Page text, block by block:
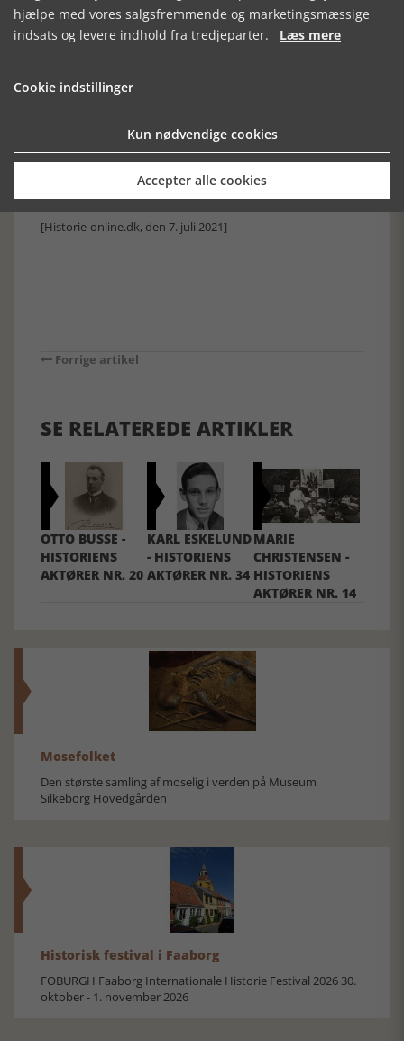
amerikanske deltagere. Kampen mod tobakken blev lang og
vanskelig, men er i dag nået meget langt. Færre og færre
ryger. Værre ser det ud med kosten. Fedme er blevet en
Til ære for Michael Larsen indstiftede Dansk Vegetarisk
fonden drev i 1930-erne et børnehjem. Fonden uddeler
stadig mindre beløb hvert år til vegetariske børnehjem.
Michael Larsen døde i 1922.
Se de øvrige artikler i serien "Historiens Aktører" her
[Historie-online.dk, den 7. juli 2021]
Forrige artikel
SE RELATEREDE ARTIKLER
OTTO BUSSE -
HISTORIENS
AKTØRER NR. 20
KARL ESKELUND
- HISTORIENS
AKTØRER NR. 34
MARIE
CHRISTENSEN -
HISTORIENS
AKTØRER NR. 14
Mosefolket
Den største samling af moselig i verden på Museum
Silkeborg Hovedgården
Historisk festival i Faaborg
FOBURGH Faaborg Internationale Historie Festival 2026 30.
oktober - 1. november 2026
hjælpe med vores salgsfremmende og marketingsmæssige
indsats og levere indhold fra tredjeparter. Læs mere
Cookie indstillinger
Kun nødvendige cookies
Accepter alle cookies